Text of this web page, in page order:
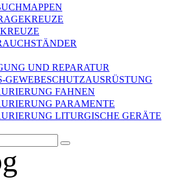
UND REPARATUR
GEWEBESCHUTZAUSRÜSTUNG
FAHNEN
PARAMENTE
LITURGISCHE GERÄTE
Senden